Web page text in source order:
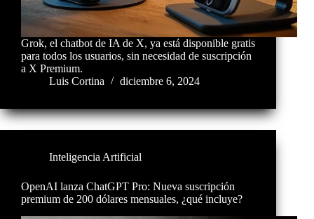
Grok, el chatbot de IA de X, ya está disponible gratis
para todos los usuarios, sin necesidad de suscripción
a X Premium.
Luis Cortina
diciembre 6, 2024
Inteligencia Artificial
OpenAI lanza ChatGPT Pro: Nueva suscripción
premium de 200 dólares mensuales, ¿qué incluye?